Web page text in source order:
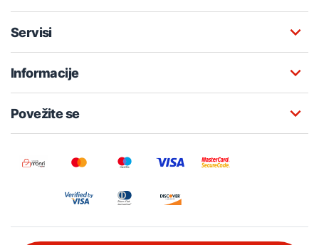
Servisi
Informacije
Povežite se